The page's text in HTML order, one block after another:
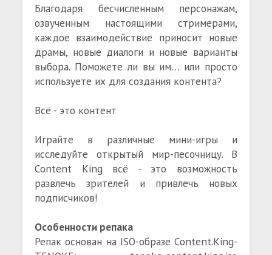
Благодаря бесчисленным персонажам,
озвученным настоящими стримерами,
каждое взаимодействие приносит новые
драмы, новые диалоги и новые варианты
выбора. Поможете ли вы им… или просто
используете их для создания контента?
Всё - это контент
Играйте в различные мини-игры и
исследуйте открытый мир-песочницу. В
Content King всё - это возможность
развлечь зрителей и привлечь новых
подписчиков!
Особенности репака
Репак основан на ISO-образе Content.King-